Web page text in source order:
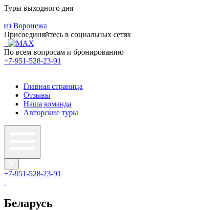
Туры выходного дня
из Воронежа
Присоединяйтесь в социальных сетях
По всем вопросам и бронированию
+7-951-528-23-91
Главная страница
Отзывы
Наша команда
Авторские туры
+7-951-528-23-91
Беларусь